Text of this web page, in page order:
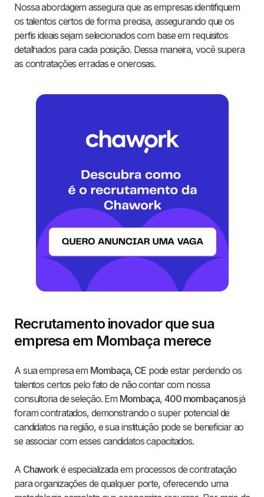
Nossa abordagem assegura que as empresas identifiquem
os talentos certos de forma precisa, assegurando que os
perfis ideais sejam selecionados com base em requisitos
detalhados para cada posição. Dessa maneira, você supera
as contratações erradas e onerosas.
Recrutamento inovador que sua
empresa em Mombaça merece
A sua empresa em Mombaça, CEpode estar perdendo os
talentos certos pelo fato de não contar com nossa
consultoria de seleção. Em Mombaça,400 mombaçanosjá
foram contratados, demonstrando o super potencial de
candidatos na região, e sua instituição pode se beneficiar ao
se associar com esses candidatos capacitados.
A Chaworké especializada em processos de contratação
para organizações de qualquer porte, oferecendo uma